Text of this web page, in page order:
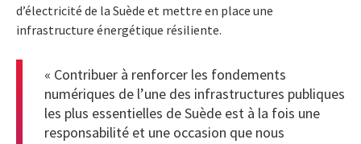
d’électricité de la Suède et mettre en place une
infrastructure énergétique résiliente.
« Contribuer à renforcer les fondements
numériques de l’une des infrastructures publiques
les plus essentielles de Suède est à la fois une
responsabilité et une occasion que nous